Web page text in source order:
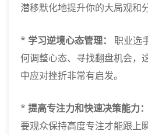
潜移默化地提升你的大局观和
* 学习逆境心态管理：
职业选
何调整心态、寻找翻盘机会，
中应对挫折非常有启发。
* 提高专注力和快速决策能力：
要观众保持高度专注才能跟上